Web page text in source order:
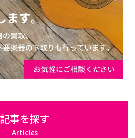
記事を探す
Articles